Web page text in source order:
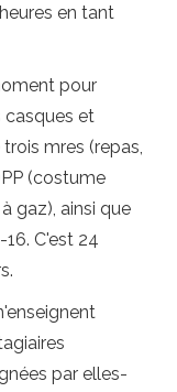
en tant
pour
et
mres (repas,
(costume
gaz), ainsi que
C'est 24
par elles-